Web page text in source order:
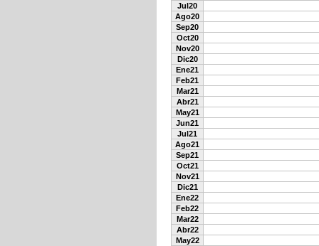
Jul20
Ago20
Sep20
Oct20
Nov20
Dic20
Ene21
Feb21
Mar21
Abr21
May21
Jun21
Jul21
Ago21
Sep21
Oct21
Nov21
Dic21
Ene22
Feb22
Mar22
Abr22
May22